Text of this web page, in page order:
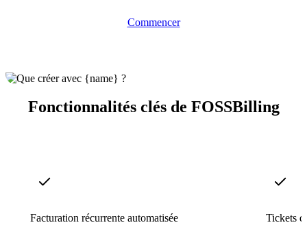
Commencer
Fonctionnalités clés de FOSSBilling
Facturation récurrente automatisée Tickets